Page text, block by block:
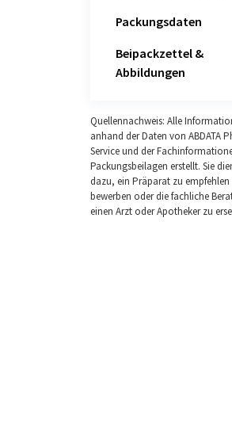
Packungsdaten
Beipackzettel &
Abbildungen
Quellennachweis: Alle
anhand der Daten von ABDATA
Service und der
Packungsbeilagen erstellt. Sie
dazu, ein Präparat zu empfehlen
bewerben oder die fachliche
einen Arzt oder Apotheker zu